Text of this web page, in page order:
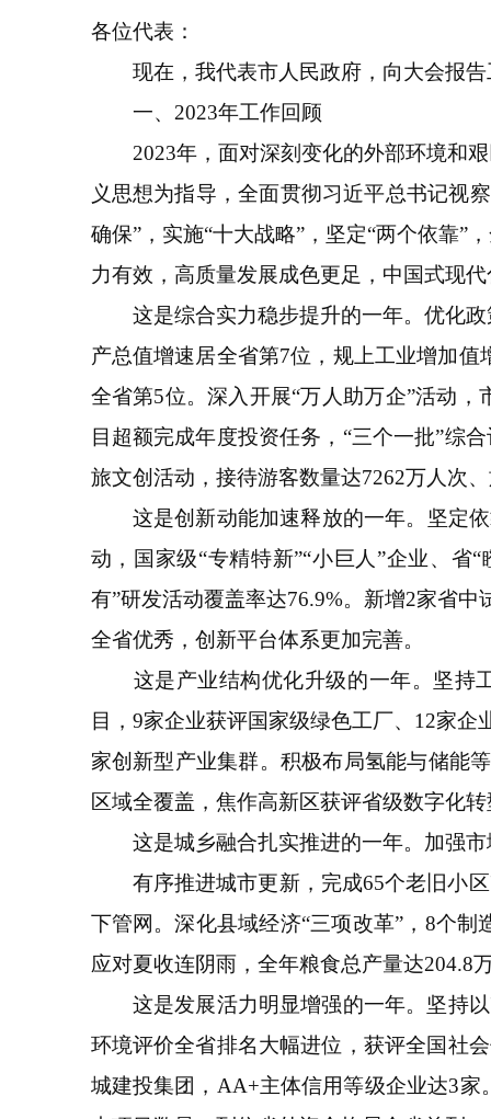
各位代表：
现在，我代表市人民政府，向大会报告
一、2023年工作回顾
2023年，面对深刻变化的外部环境和艰
义思想为指导，全面贯彻习近平总书记视
确保”，实施“十大战略”，坚定“两个依靠
力有效，高质量发展成色更足，中国式现
这是综合实力稳步提升的一年。优化政
产总值增速居全省第7位，规上工业增加
全省第5位。深入开展“万人助万企”活动
目超额完成年度投资任务，“三个一批”综
旅文创活动，接待游客数量达7262万人次
这是创新动能加速释放的一年。坚定依
动，国家级“专精特新”“小巨人”企业、省
有”研发活动覆盖率达76.9%。新增2家省
全省优秀，创新平台体系更加完善。
这是产业结构优化升级的一年。坚持工
目，9家企业获评国家级绿色工厂、12家
家创新型产业集群。积极布局氢能与储能
区域全覆盖，焦作高新区获评省级数字化
这是城乡融合扎实推进的一年。加强市
有序推进城市更新，完成65个老旧小区
下管网。深化县域经济“三项改革”，8个
应对夏收连阴雨，全年粮食总产量达204.8
这是发展活力明显增强的一年。坚持以
环境评价全省排名大幅进位，获评全国社
城建投集团，AA+主体信用等级企业达3